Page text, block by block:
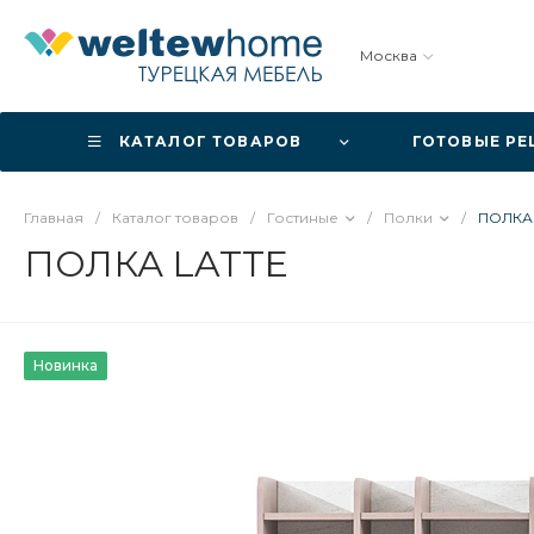
Москва
КАТАЛОГ ТОВАРОВ ГОТОВЫЕ
Главная / Каталог товаров / Гостиные / Полки / ПОЛКА
ПОЛКА LATTE
Новинка